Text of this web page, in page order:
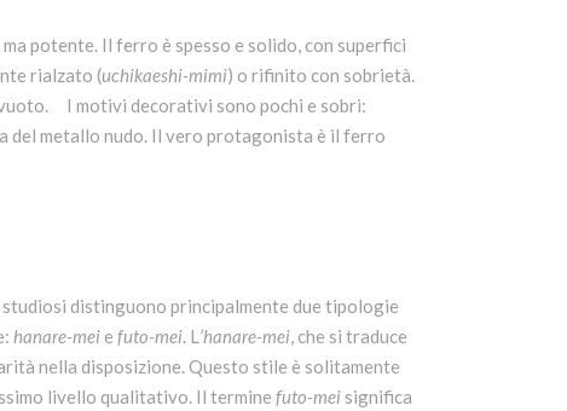
potente. Il ferro è spesso e solido, con superfici
rialzato (uchikaeshi-mimi) o rifinito con sobrietà.
vuoto. I motivi decorativi sono pochi e sobri:
del metallo nudo. Il vero protagonista è il ferro
distinguono principalmente due tipologie
hanare-mei e futo-mei. L’hanare-mei, che si traduce
nella disposizione. Questo stile è solitamente
livello qualitativo. Il termine futo-mei significa